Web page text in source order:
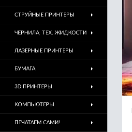
СТРУЙНЫЕ ПРИНТЕРЫ
ЧЕРНИЛА, ТЕХ. ЖИДКОСТИ
ЛАЗЕРНЫЕ ПРИНТЕРЫ
БУМАГА
3D ПРИНТЕРЫ
КОМПЬЮТЕРЫ
ПЕЧАТАЕМ САМИ!